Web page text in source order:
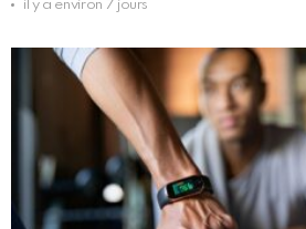
il y a environ 7 jours